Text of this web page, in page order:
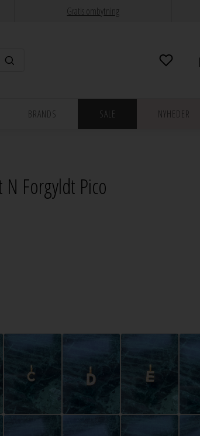
Gratis ombytning
BRANDS SALE NYHEDER
Forgyldt Pico